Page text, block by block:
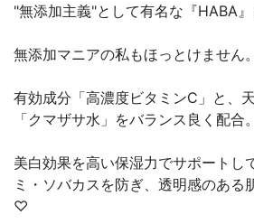
"無添加主義"として有名な『HABA』
無添加マニアの私もほっとけません
有効成分「高濃度ビタミンC」と、
「クマザサ水」をバランス良く配合。
美白効果を高い保湿力でサポートし
ミ・ソバカスを防ぎ、透明感のある
♡